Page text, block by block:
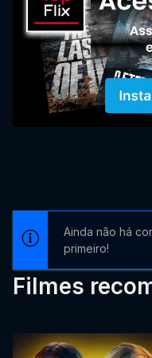
Ainda não há
primeiro!
Filmes